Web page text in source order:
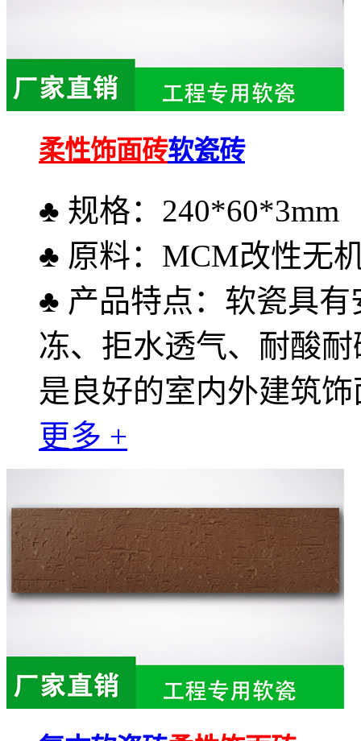
柔性饰面砖软瓷砖
♣ 规格：240*60*3mm
♣ 原料：MCM改性无
♣ 产品特点：软瓷具
冻、拒水透气、耐酸
是良好的室内外建筑
更多 +